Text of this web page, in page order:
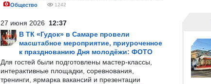
Общество 1242
27 июня 2026 12:37
В ТК «Гудок» в Самаре провели
масштабное мероприятие, приуроченное
к празднованию Дня молодёжи: ФОТО
Для гостей были подготовлены мастер-классы,
интерактивные площадки, соревнования,
тренинги, ярмарка вакансий и презентации